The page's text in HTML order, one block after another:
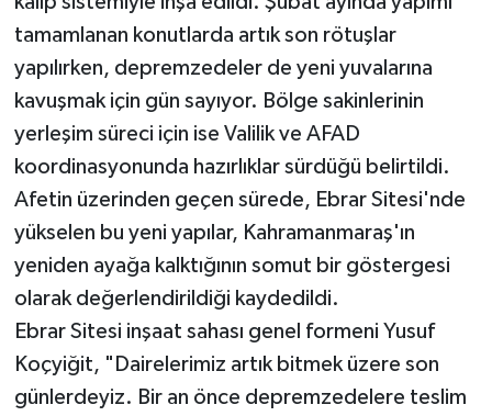
tamamlanan konutlarda artık son rötuşlar
yapılırken, depremzedeler de yeni yuvalarına
kavuşmak için gün sayıyor. Bölge sakinlerinin
yerleşim süreci için ise Valilik ve AFAD
koordinasyonunda hazırlıklar sürdüğü belirtildi.
Afetin üzerinden geçen sürede, Ebrar Sitesi'nde
yükselen bu yeni yapılar, Kahramanmaraş'ın
yeniden ayağa kalktığının somut bir göstergesi
olarak değerlendirildiği kaydedildi.
Ebrar Sitesi inşaat sahası genel formeni Yusuf
Koçyiğit, "Dairelerimiz artık bitmek üzere son
günlerdeyiz. Bir an önce depremzedelere teslim